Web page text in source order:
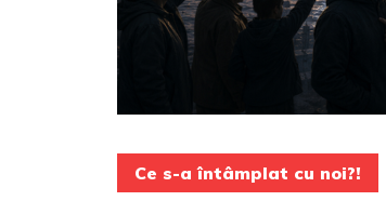
Ce s-a întâmplat cu noi?!